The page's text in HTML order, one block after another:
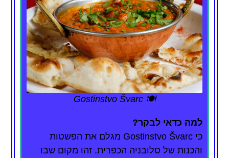
🍽️ Gostinstvo Švarc
למה כדאי לבקר?
כי Gostinstvo Švarc מגלם את הפשטות
והכנות של סלובניה הכפרית. זהו מקום שבו